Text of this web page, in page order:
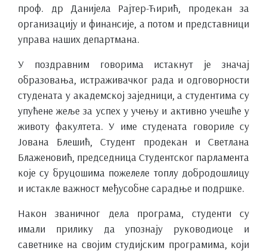
проф. др Данијела Рајтер-Ћирић, продекан за
организацију и финансије, а потом и представници
управа наших департмана.
У поздравним говорима истакнут је значај
образовања, истраживачког рада и одговорности
студената у академској заједници, а студентима су
упућене жеље за успех у учењу и активно учешће у
животу факултета. У име студената говориле су
Јована Блешић, Студент продекан и Светлана
Блаженовић, председница Студентског парламента
које су бруцошима пожелеле топлу добродошлицу
и истакле важност међусобне сарадње и подршке.
Након званичног дела програма, студенти су
имали прилику да упознају руководиоце и
саветнике на својим студијским програмима, који